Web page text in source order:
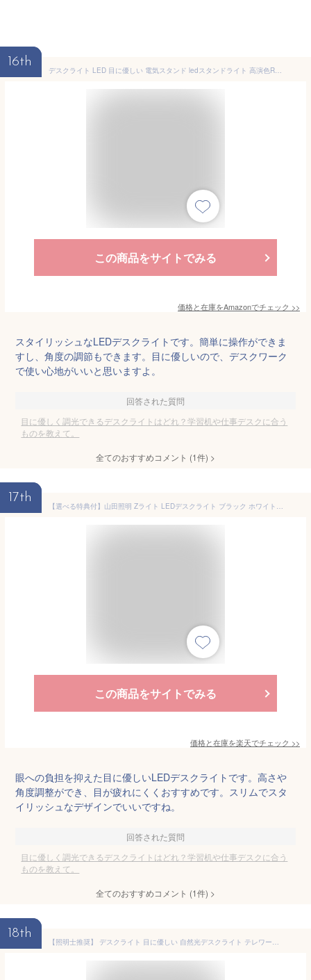
16th
デスクライト LED 目に優しい 電気スタンド ledスタンドライト 高演色Ra92 卓上ライト おしゃれ 調色3段階 調光無段階 ダイヤルスイッチ付き 簡単操作 角度調節可能 ナイトライト付 PC作業・勉強・読書灯 (シルバー)
この商品をサイトでみる
価格と在庫をAmazonでチェック >>
スタイリッシュなLEDデスクライトです。簡単に操作ができま
すし、角度の調節もできます。目に優しいので、デスクワーク
で使い心地がいいと思いますよ。
回答された質問
目に優しく調光できるデスクライトはどれ？学習机や仕事デスクに合う
ものを教えて。
全てのおすすめコメント (1件) >
17th
【選べる特典付】山田照明 Zライト LEDデスクライト ブラック ホワイト シルバー デスクライト 目に優しい led デスクライト クランプ式 明るい 調光 高演色 JIS規格 AA形相当 卓上ライト おしゃれ 学習机 LEDライト スタンドライト 卓上 眩しくない デスクライト LED
この商品をサイトでみる
価格と在庫を楽天でチェック >>
眼への負担を抑えた目に優しいLEDデスクライトです。高さや
角度調整ができ、目が疲れにくくおすすめです。スリムでスタ
イリッシュなデザインでいいですね。
回答された質問
目に優しく調光できるデスクライトはどれ？学習机や仕事デスクに合う
ものを教えて。
全てのおすすめコメント (1件) >
18th
【照明士推奨】 デスクライト 目に優しい 自然光デスクライト テレワーク LEDデスクライト LED デスクスタンド LEDデスクスタンド ディスプレイ スタディライト 自然光 Zoom映え 電気スタンド おしゃれ 高演色性 無段階調光 休校 自宅学習 在宅勤務